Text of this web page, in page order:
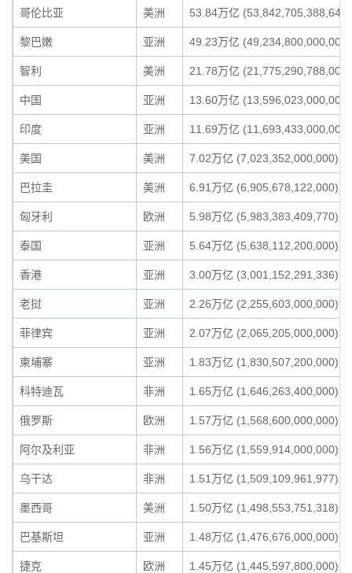
哥伦比亚 美洲 53.84万亿 (53,842,705,388,640)
黎巴嫩 亚洲 49.23万亿 (49,234,800,000,000)
智利 美洲 21.78万亿 (21,775,290,788,000)
中国 亚洲 13.60万亿 (13,596,023,000,000)
印度 亚洲 11.69万亿 (11,693,433,000,000)
美国 美洲 7.02万亿 (7,023,352,000,000)
巴拉圭 美洲 6.91万亿 (6,905,678,122,000)
匈牙利 欧洲 5.98万亿 (5,983,383,409,770)
泰国 亚洲 5.64万亿 (5,638,112,200,000)
香港 亚洲 3.00万亿 (3,001,152,291,336)
老挝 亚洲 2.26万亿 (2,255,603,000,000)
菲律宾 亚洲 2.07万亿 (2,065,205,000,000)
柬埔寨 亚洲 1.83万亿 (1,830,507,200,000)
科特迪瓦 非洲 1.65万亿 (1,646,263,400,000)
俄罗斯 欧洲 1.57万亿 (1,568,600,000,000)
阿尔及利亚 非洲 1.56万亿 (1,559,914,000,000)
乌干达 非洲 1.51万亿 (1,509,109,961,977)
墨西哥 美洲 1.50万亿 (1,498,553,751,318)
巴基斯坦 亚洲 1.48万亿 (1,476,676,000,000)
捷克 欧洲 1.45万亿 (1,445,597,800,000)